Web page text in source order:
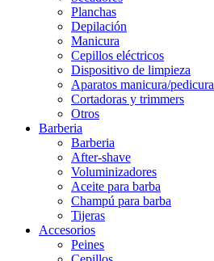
Planchas
Depilación
Manicura
Cepillos eléctricos
Dispositivo de limpieza
Aparatos manicura/pedicura
Cortadoras y trimmers
Otros
Barberia
Barberia
After-shave
Voluminizadores
Aceite para barba
Champú para barba
Tijeras
Accesorios
Peines